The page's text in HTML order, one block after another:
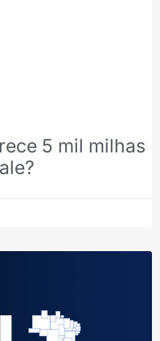
5 mil milhas